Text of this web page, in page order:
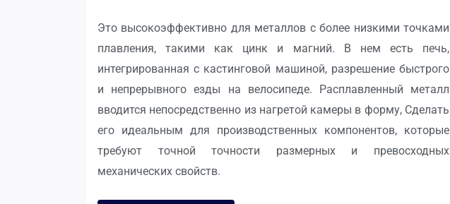
Это высокоэффективно для металлов с более низкими точками
плавления, такими как цинк и магний. В нем есть печь,
интегрированная с кастинговой машиной, разрешение быстрого
и непрерывного езды на велосипеде. Расплавленный металл
вводится непосредственно из нагретой камеры в форму, Сделать
его идеальным для производственных компонентов, которые
требуют точной точности размерных и превосходных
механических свойств.